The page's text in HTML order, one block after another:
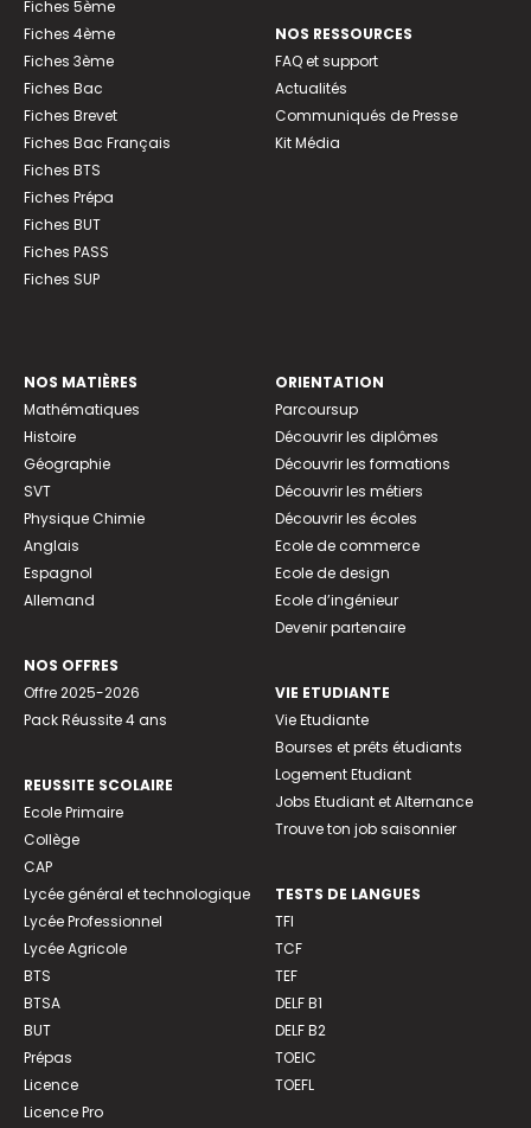
Fiches 5ème
Fiches 4ème
Fiches 3ème
Fiches Bac
Fiches Brevet
Fiches Bac Français
Fiches BTS
Fiches Prépa
Fiches BUT
Fiches PASS
Fiches SUP
NOS RESSOURCES
FAQ et support
Actualités
Communiqués de Presse
Kit Média
NOS MATIÈRES
Mathématiques
Histoire
Géographie
SVT
Physique Chimie
Anglais
Espagnol
Allemand
NOS OFFRES
Offre 2025-2026
Pack Réussite 4 ans
REUSSITE SCOLAIRE
Ecole Primaire
Collège
CAP
Lycée général et technologique
Lycée Professionnel
Lycée Agricole
BTS
BTSA
BUT
Prépas
Licence
Licence Pro
ORIENTATION
Parcoursup
Découvrir les diplômes
Découvrir les formations
Découvrir les métiers
Découvrir les écoles
Ecole de commerce
Ecole de design
Ecole d’ingénieur
Devenir partenaire
VIE ETUDIANTE
Vie Etudiante
Bourses et prêts étudiants
Logement Etudiant
Jobs Etudiant et Alternance
Trouve ton job saisonnier
TESTS DE LANGUES
TFI
TCF
TEF
DELF B1
DELF B2
TOEIC
TOEFL